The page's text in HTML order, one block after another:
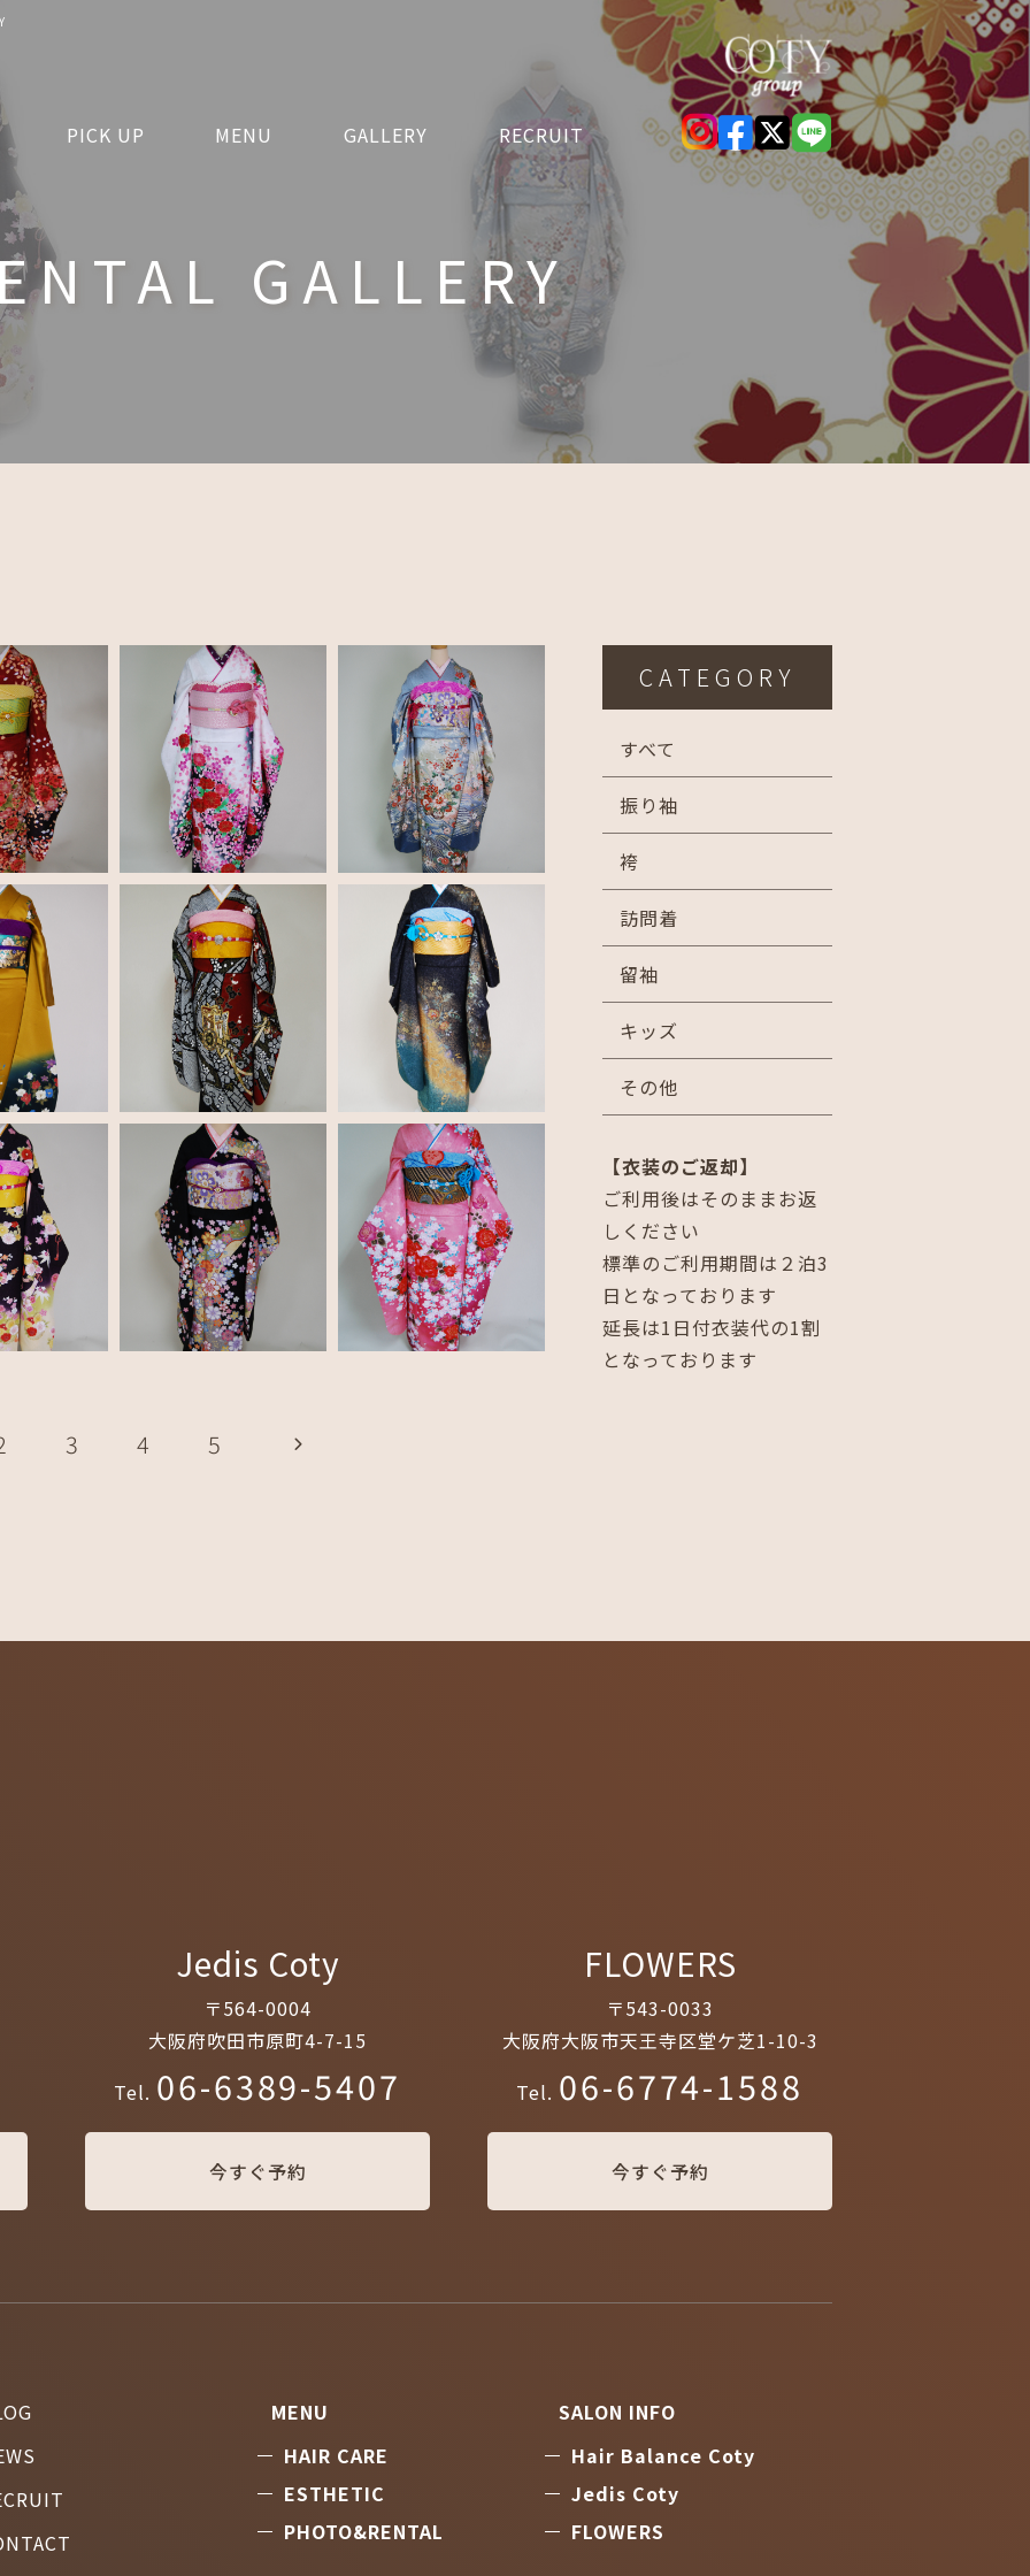
PICK UP MENU GALLERY RECRUIT
GALLERY
3 4 5
CATEGORY
すべて
振り袖
袴
訪問着
留袖
キッズ
その他
【衣装のご返却】
ご利用後はそのままお返
しください
標準のご利用期間は２泊3
日となっております
延長は1日付衣装代の1割
となっております
Jedis Coty
〒564-0004
大阪府吹田市原町4-7-15
Tel. 06-6389-5407
今すぐ予約
FLOWERS
〒543-0033
大阪府大阪市天王寺区堂ケ芝1-10-3
Tel. 06-6774-1588
今すぐ予約
MENU
HAIR CARE
ESTHETIC
PHOTO&RENTAL
SALON INFO
Hair Balance Coty
Jedis Coty
FLOWERS